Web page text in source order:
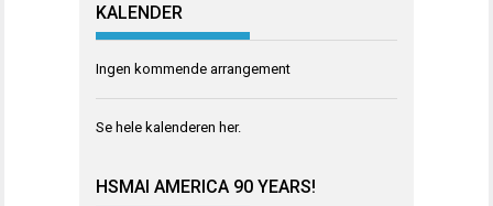
KALENDER
Ingen kommende arrangement
Se hele kalenderen her.
HSMAI AMERICA 90 YEARS!